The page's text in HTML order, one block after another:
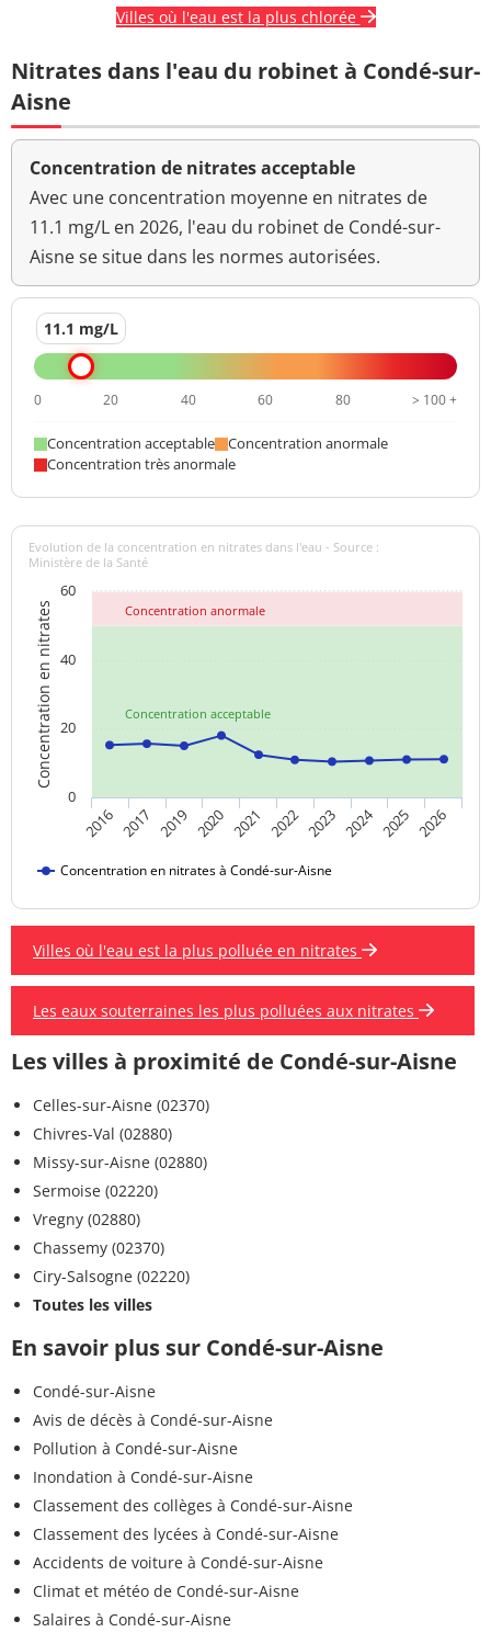
Villes où l'eau est la plus chlorée
Nitrates dans l'eau du robinet à Condé-sur-
Aisne
Concentration de nitrates acceptable
Avec une concentration moyenne en nitrates de
11.1 mg/L en 2026, l'eau du robinet de Condé-sur-
Aisne se situe dans les normes autorisées.
11.1 mg/L
0 20 40 60 80 > 100 +
Concentration acceptable
Concentration anormale
Concentration très anormale
Concentration acceptable
Concentration anormale
Concentration en nitrates
Evolution de la concentration en nitrates dans l'eau - Source :
Ministère de la Santé
Concentration en nitrates à Condé-sur-Aisne
2016 2017 2019 2020 2021 2022 2023 2024 2025 2026
0
20
40
60
Villes où l'eau est la plus polluée en nitrates
Les eaux souterraines les plus polluées aux nitrates
Les villes à proximité de Condé-sur-Aisne
Celles-sur-Aisne (02370)
Chivres-Val (02880)
Missy-sur-Aisne (02880)
Sermoise (02220)
Vregny (02880)
Chassemy (02370)
Ciry-Salsogne (02220)
Toutes les villes
En savoir plus sur Condé-sur-Aisne
Condé-sur-Aisne
Avis de décès à Condé-sur-Aisne
Pollution à Condé-sur-Aisne
Inondation à Condé-sur-Aisne
Classement des collèges à Condé-sur-Aisne
Classement des lycées à Condé-sur-Aisne
Accidents de voiture à Condé-sur-Aisne
Climat et météo de Condé-sur-Aisne
Salaires à Condé-sur-Aisne